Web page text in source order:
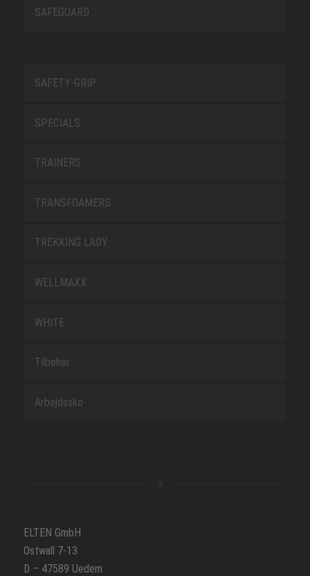
SAFEGUARD
SAFETY-GRIP
SPECIALS
TRAINERS
TRANSFOAMERS
TREKKING LADY
WELLMAXX
WHITE
Tilbehør
Arbejdssko
ELTEN GmbH
Ostwall 7-13
D – 47589 Uedem